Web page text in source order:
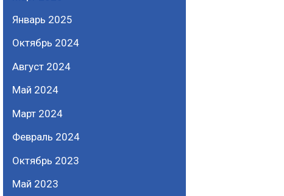
Январь 2025
Октябрь 2024
Август 2024
Май 2024
Март 2024
Февраль 2024
Октябрь 2023
Май 2023